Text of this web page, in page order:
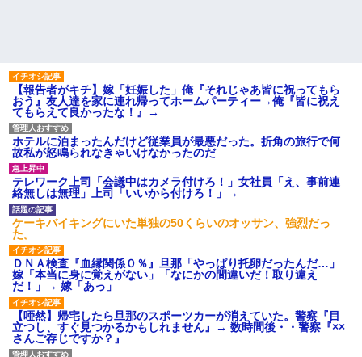
こに金庫があったから、開けて
みようとしただけ☆』義兄「泥
は出てけ！二度と来るな！」結
果・・・
私「初めて飲む味だけどなん
のお茶？」彼「ちっ！」私「」
【GIF】JSのカンチョーワロ
タ
後続車にクラクションを鳴ら
され彼氏が逆切れ。「何クラク
ション鳴らしてんだ！降りてこ
いよ！」と怒鳴りだし...
【衝撃】報酬100万円超の治験
募集がこちらｗｗｗｗｗ(※画像
あり)
【ネット騒然】惨殺されたタ
ワマン頂き女子のこの動画、す
げえええええｗｗｗｗｗｗｗｗ
ｗｗｗ
【愕然】白のクラウン俺氏、
高速道路左車線を制限速度で走
った結果wwwwwwwwwwww
【報告者がキチ】嫁「妊娠した」俺『それじゃあ皆に祝ってもら
おう』友人達を家に連れ帰ってホームパーティー→俺『皆に祝え
てもらえて良かったな！』→
ホテルに泊まったんだけど従業員が最悪だった。折角の旅行で何
故私が怒鳴られなきゃいけなかったのだ
テレワーク上司「会議中はカメラ付けろ！」女社員「え、事前連
絡無しは無理」上司「いいから付けろ！」→
ケーキバイキングにいた単独の50くらいのオッサン、強烈だっ
た。
ＤＮＡ検査『血縁関係０％』旦那「やっぱり托卵だったんだ…」
嫁「本当に身に覚えがない」「なにかの間違いだ！取り違え
だ！」→ 嫁「あっ」
【唖然】帰宅したら旦那のスポーツカーが消えていた。警察『目
立つし、すぐ見つかるかもしれません』→ 数時間後・・警察『××
さんご存じですか？』